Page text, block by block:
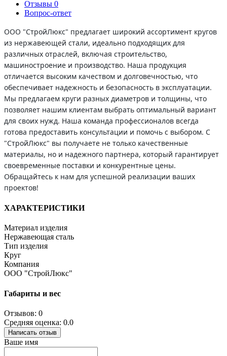
Отзывы 0
Вопрос-ответ
ООО "СтройЛюкс" предлагает широкий ассортимент кругов
из нержавеющей стали, идеально подходящих для
различных отраслей, включая строительство,
машиностроение и производство. Наша продукция
отличается высоким качеством и долговечностью, что
обеспечивает надежность и безопасность в эксплуатации.
Мы предлагаем круги разных диаметров и толщины, что
позволяет нашим клиентам выбрать оптимальный вариант
для своих нужд. Наша команда профессионалов всегда
готова предоставить консультации и помочь с выбором. С
"СтройЛюкс" вы получаете не только качественные
материалы, но и надежного партнера, который гарантирует
своевременные поставки и конкурентные цены.
Обращайтесь к нам для успешной реализации ваших
проектов!
ХАРАКТЕРИСТИКИ
Материал изделия
Нержавеющая сталь
Тип изделия
Круг
Компания
ООО "СтройЛюкс"
Габариты и вес
Отзывов: 0
Средняя оценка: 0.0
Написать отзыв
Ваше имя